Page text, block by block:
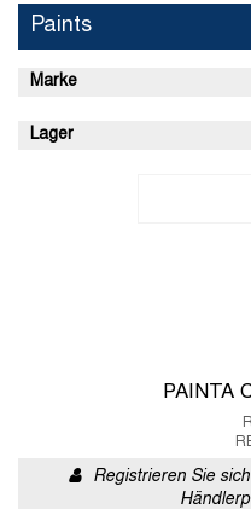
Paints
Marke
Lager
PAINTA
Registrieren Sie